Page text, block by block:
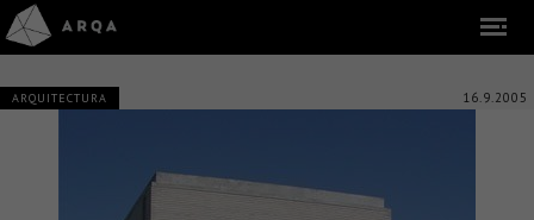
ARQUITECTURA 16.9.2005